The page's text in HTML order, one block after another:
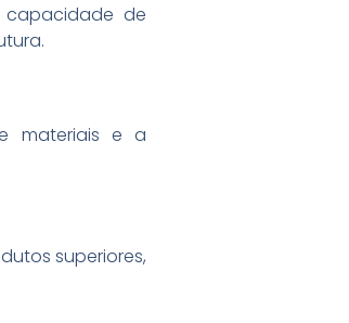
de
materiais e a
superiores,